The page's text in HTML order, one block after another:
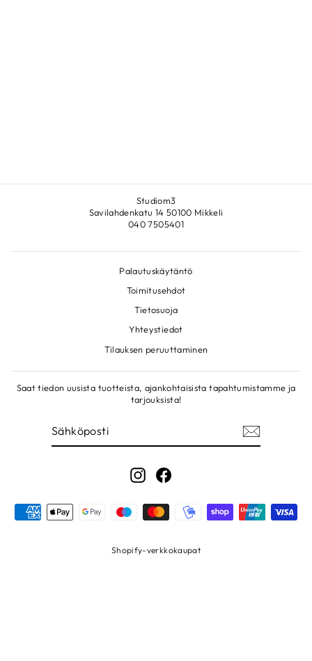
Liity uutiskirjelistallemme ja pysyt kärryillä uutuuksista,
Studiom3
Savilahdenkatu 14 50100 Mikkeli
040 7505401
Palautuskäytäntö
Toimitusehdot
Tietosuoja
Yhteystiedot
Tilauksen peruuttaminen
Saat tiedon uusista tuotteista, ajankohtaisista tapahtumistamme ja
tarjouksista!
InstagramFacebook
Shopify-verkkokaupat